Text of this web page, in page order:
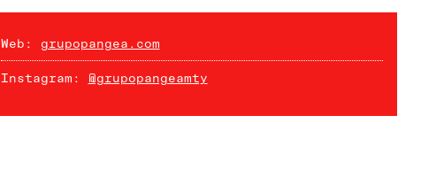
Web: grupopangea.com
Instagram: @grupopangeamty